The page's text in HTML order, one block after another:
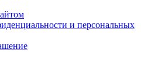
и персональных